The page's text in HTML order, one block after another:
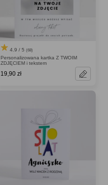
4.9 / 5 (68)
Personalizowana kartka Z TWOIM
ZDJĘCIEM i tekstem
19,90 zł